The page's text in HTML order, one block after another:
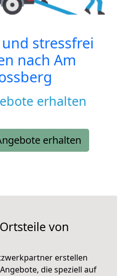
stressfrei
nach Am
erhalten
erhalten
von
erstellen
die speziell auf